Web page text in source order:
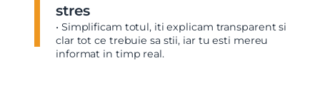
stres
• Simplificam totul, iti explicam transparent si
clar tot ce trebuie sa stii, iar tu esti mereu
informat in timp real.